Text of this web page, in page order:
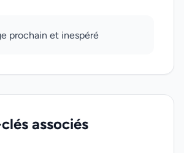
prochain et inespéré
associés